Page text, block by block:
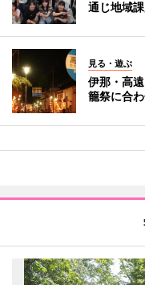
通じ地域
見る・遊ぶ
伊那・高
籠祭に合